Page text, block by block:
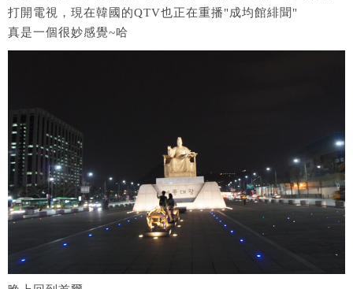
打開電視，現在韓國的QTV也正在重播"成均館緋聞"
真是一個很妙感覺~哈